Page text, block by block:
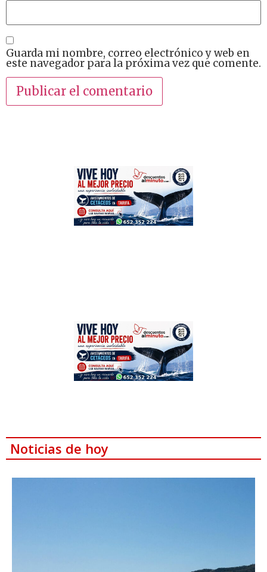
Guarda mi nombre, correo electrónico y web en
este navegador para la próxima vez que comente.
Noticias de hoy